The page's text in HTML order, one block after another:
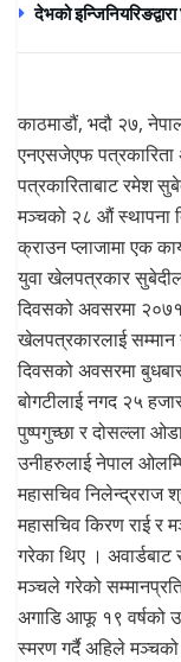
देभको
काठमाडौं, भदौ २७,
एनएसजेएफ पत्रकारिता
पत्रकारिताबाट रमेश
मञ्चको २८ औं स्थापना
क्राउन प्लाजामा एक
युवा खेलपत्रकार
दिवसको अवसरमा
खेलपत्रकारलाई
दिवसको अवसरमा
बोगटीलाई नगद २५
पुष्पगुच्छा र दोसल्ला
उनीहरुलाई नेपाल
महासचिव
महासचिव किरण राई र
गरेका थिए । अवार्डबाट
मञ्चले गरेको
अगाडि आफू १९ वर्षको
स्मरण गर्दै अहिले